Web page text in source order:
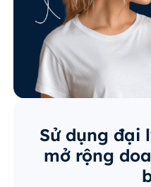
Sử dụng đại
mở rộng